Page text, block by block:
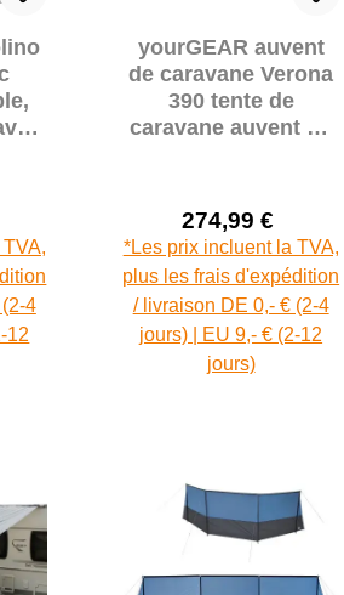
:
régulier :
4
12
yourGEAR auvent
de caravane Verona
390 tente de
caravane auvent de
Prix de
274,99 €
Prix
*Les prix incluent la TVA,
plus les frais d'expédition
/ livraison DE 0,- € (2-4
jours) | EU 9,- € (2-12
jours)